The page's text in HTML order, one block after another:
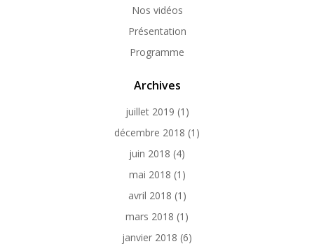
Nos vidéos
Présentation
Programme
Archives
juillet 2019 (1)
décembre 2018 (1)
juin 2018 (4)
mai 2018 (1)
avril 2018 (1)
mars 2018 (1)
janvier 2018 (6)